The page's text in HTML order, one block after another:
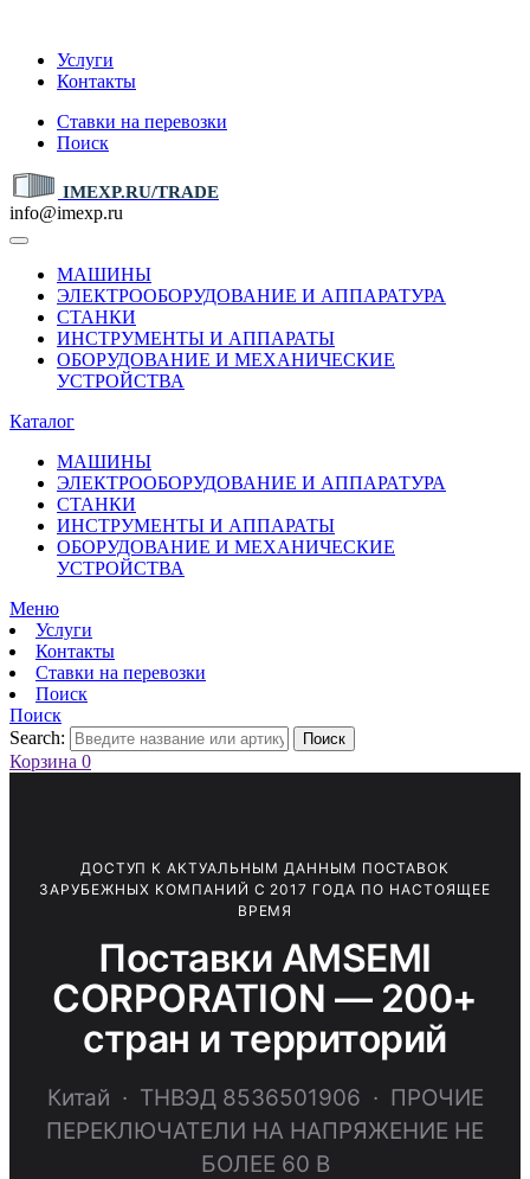
Услуги
Контакты
Ставки на перевозки
Поиск
IMEXP.RU/TRADE
info@imexp.ru
МАШИНЫ
ЭЛЕКТРООБОРУДОВАНИЕ И АППАРАТУРА
СТАНКИ
ИНСТРУМЕНТЫ И АППАРАТЫ
ОБОРУДОВАНИЕ И МЕХАНИЧЕСКИЕ
УСТРОЙСТВА
Каталог
МАШИНЫ
ЭЛЕКТРООБОРУДОВАНИЕ И АППАРАТУРА
СТАНКИ
ИНСТРУМЕНТЫ И АППАРАТЫ
ОБОРУДОВАНИЕ И МЕХАНИЧЕСКИЕ
УСТРОЙСТВА
Меню
Услуги
Контакты
Ставки на перевозки
Поиск
Поиск
Search:
Поиск
Корзина 0
ДОСТУП К АКТУАЛЬНЫМ ДАННЫМ ПОСТАВОК
ЗАРУБЕЖНЫХ КОМПАНИЙ С 2017 ГОДА ПО НАСТОЯЩЕЕ
ВРЕМЯ
Поставки AMSEMI
CORPORATION — 200+
стран и территорий
Китай · ТНВЭД 8536501906 · ПРОЧИЕ
ПЕРЕКЛЮЧАТЕЛИ НА НАПРЯЖЕНИЕ НЕ
БОЛЕЕ 60 В